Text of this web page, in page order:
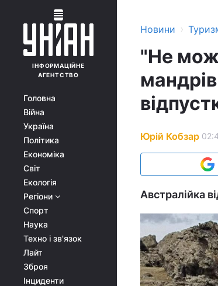
ІНФОРМАЦІЙНЕ
АГЕНТСТВО
Головна
Війна
Україна
Політика
Економіка
Світ
Екологія
Регіони
Спорт
Наука
Техно і зв'язок
Лайт
Зброя
Інциденти
Новини ›
"Не
Юрій Кобзар
Австралійка